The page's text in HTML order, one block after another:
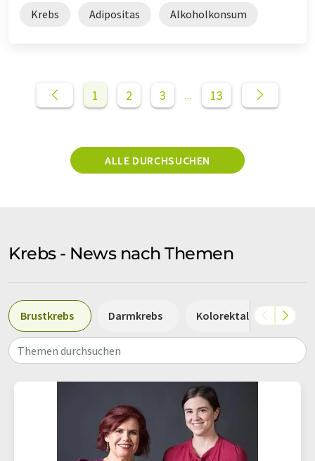
Krebs Adipositas Alkoholkonsum
1 2 3 ... 13
ALLE DURCHSUCHEN
Krebs - News nach Themen
Brustkrebs Darmkrebs Kolorektalkrebs
Themen durchsuchen